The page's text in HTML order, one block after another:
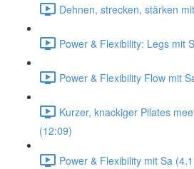
Dehnen, strecken, stärken
Power & Flexibility: Legs mit
Power & Flexibility Flow mit
Kurzer, knackiger Pilates
(12:09)
Power & Flexibility mit Sa